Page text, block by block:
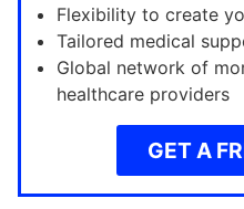
Flexibility to create
Tailored medical
Global network of
healthcare providers
GET A